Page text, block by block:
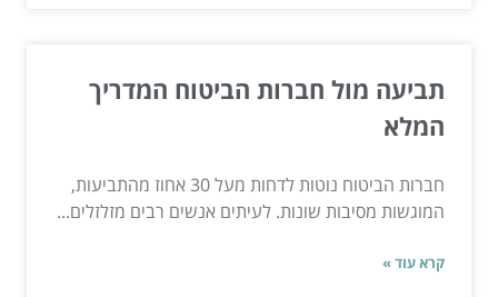
תביעה מול חברות הביטוח המדריך
המלא
חברות הביטוח נוטות לדחות מעל 30 אחוז מהתביעות,
המוגשות מסיבות שונות. לעיתים אנשים רבים מזלזלים...
קרא עוד »